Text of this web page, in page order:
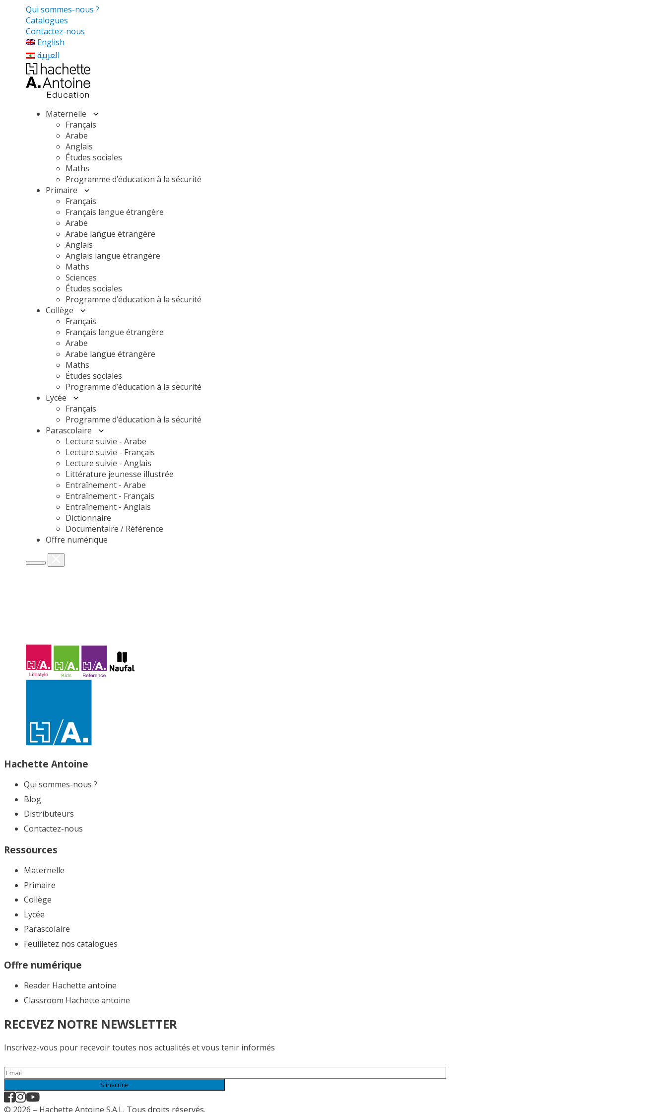
Qui sommes-nous ?
Catalogues
Contactez-nous
English
العربية
Maternelle
Français
Arabe
Anglais
Études sociales
Maths
Programme d’éducation à la sécurité
Primaire
Français
Français langue étrangère
Arabe
Arabe langue étrangère
Anglais
Anglais langue étrangère
Maths
Sciences
Études sociales
Programme d’éducation à la sécurité
Collège
Français
Français langue étrangère
Arabe
Arabe langue étrangère
Maths
Études sociales
Programme d’éducation à la sécurité
Lycée
Français
Programme d’éducation à la sécurité
Parascolaire
Lecture suivie - Arabe
Lecture suivie - Français
Lecture suivie - Anglais
Littérature jeunesse illustrée
Entraînement - Arabe
Entraînement - Français
Entraînement - Anglais
Dictionnaire
Documentaire / Référence
Offre numérique
Hachette Antoine
Qui sommes-nous ?
Blog
Distributeurs
Contactez-nous
Ressources
Maternelle
Primaire
Collège
Lycée
Parascolaire
Feuilletez nos catalogues​
Offre numérique
Reader Hachette antoine
Classroom Hachette antoine
RECEVEZ NOTRE NEWSLETTER
Inscrivez-vous pour recevoir toutes nos actualités et vous tenir informés
S'inscrire
© 2026 – Hachette Antoine S.A.L. Tous droits réservés.